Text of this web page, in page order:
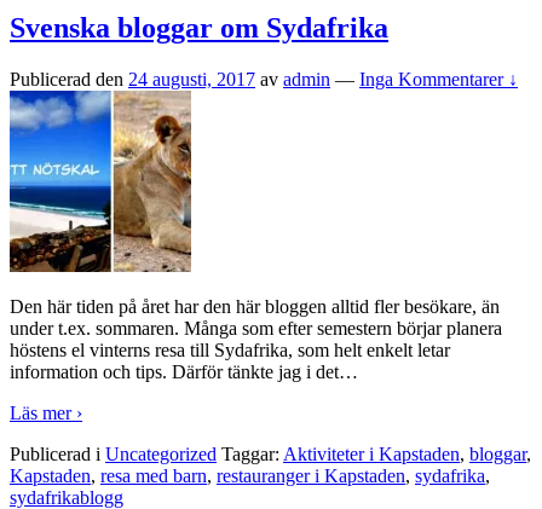
Svenska bloggar om Sydafrika
Publicerad den 24 augusti, 2017 av admin — Inga Kommentarer ↓
Den här tiden på året har den här bloggen alltid fler besökare, än
under t.ex. sommaren. Många som efter semestern börjar planera
höstens el vinterns resa till Sydafrika, som helt enkelt letar
information och tips. Därför tänkte jag i det…
Läs mer ›
Publicerad i Uncategorized Taggar: Aktiviteter i Kapstaden, bloggar,
Kapstaden, resa med barn, restauranger i Kapstaden, sydafrika,
sydafrikablogg